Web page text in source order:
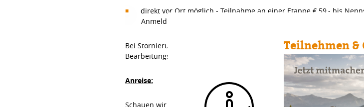
Teilnehmen &
direkt vor Ort möglich - Teilnahme an einer Etappe € 59,- bis
Anmeldung vor Ort
Bei Stornierung der Anmeldung aus etwaigen Gründen werden 10,-
Bearbeitungsgebühr einbehalten, der Rest wird wieder rückerstattet.
Anreise:
Schauen wir gemeinsam auf unsere Welt! Bitte reisen Sie